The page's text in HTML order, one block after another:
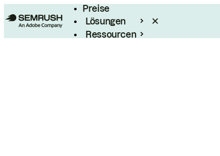
Preise
Lösungen
Ressourcen